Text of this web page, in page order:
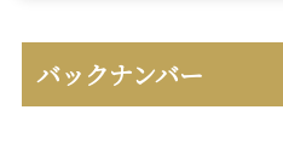
バックナンバー